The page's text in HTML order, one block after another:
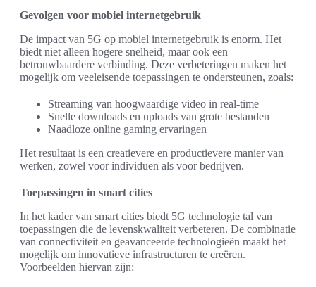
Gevolgen voor mobiel internetgebruik
De impact van 5G op mobiel internetgebruik is enorm. Het
biedt niet alleen hogere snelheid, maar ook een
betrouwbaardere verbinding. Deze verbeteringen maken het
mogelijk om veeleisende toepassingen te ondersteunen, zoals:
Streaming van hoogwaardige video in real-time
Snelle downloads en uploads van grote bestanden
Naadloze online gaming ervaringen
Het resultaat is een creatievere en productievere manier van
werken, zowel voor individuen als voor bedrijven.
Toepassingen in smart cities
In het kader van smart cities biedt 5G technologie tal van
toepassingen die de levenskwaliteit verbeteren. De combinatie
van connectiviteit en geavanceerde technologieën maakt het
mogelijk om innovatieve infrastructuren te creëren.
Voorbeelden hiervan zijn: